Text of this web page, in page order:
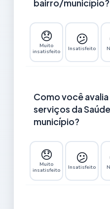
bairro/município?
😞
Muito
insatisfeito
😕
Insatisfeito
Como você
serviços da
município?
😞
Muito
insatisfeito
😕
Insatisfeito